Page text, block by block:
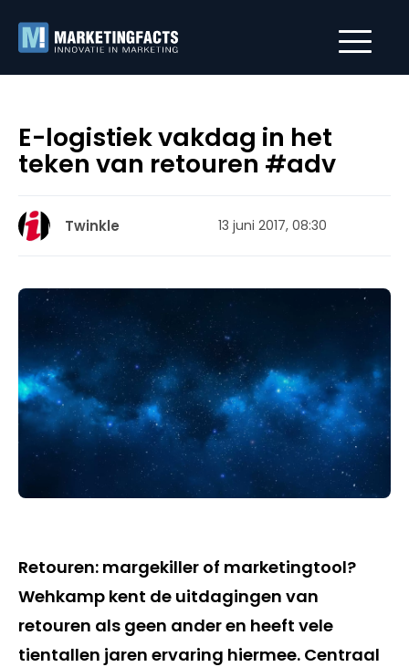
E-logistiek vakdag in het
teken van retouren #adv
Twinkle 13 juni 2017, 08:30
Retouren: margekiller of marketingtool?
Wehkamp kent de uitdagingen van
retouren als geen ander en heeft vele
tientallen jaren ervaring hiermee. Centraal